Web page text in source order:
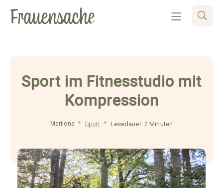
Sport im Fitnesstudio mit
Kompression
Marilena Sport Lesedauer: 2 Minuten